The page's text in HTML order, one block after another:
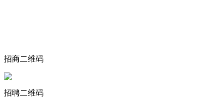
招商二维码
招聘二维码